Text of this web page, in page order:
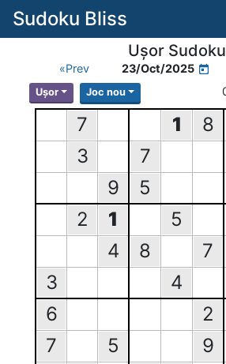
Sudoku Bliss
Uşor Sudoku
«Prev 23/Oct/2025
Uşor Joc nou
7 1 8
3
7
9
5
2
1 5
4
8 7
3
4
6
2
7
5 9